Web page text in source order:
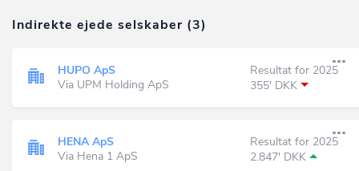
Indirekte ejede selskaber (3)
HUPO ApS
Via UPM Holding ApS
Resultat for 2025
355' DKK
HENA ApS
Via Hena 1 ApS
Resultat for 2025
2.847' DKK